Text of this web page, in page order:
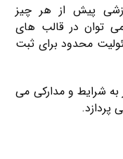
پیش از هر چیز
توان در قالب های
محدود برای ثبت
به شرایط و مدارکی می
پردازد.